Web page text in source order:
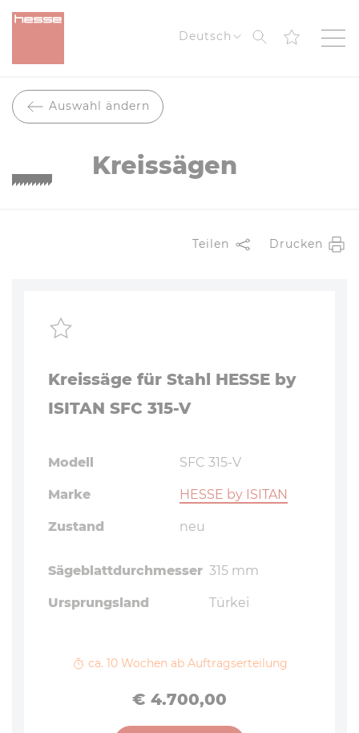
Deutsch Suche
Auswahl ändern
Kreissägen
Teilen Drucken
Kreissäge für Stahl HESSE by
ISITAN SFC 315-V
Modell SFC 315-V
Marke HESSE by ISITAN
Zustand neu
Sägeblattdurchmesser 315 mm
Ursprungsland Türkei
ca. 10 Wochen ab Auftragserteilung
Preis
€ 4.700,00